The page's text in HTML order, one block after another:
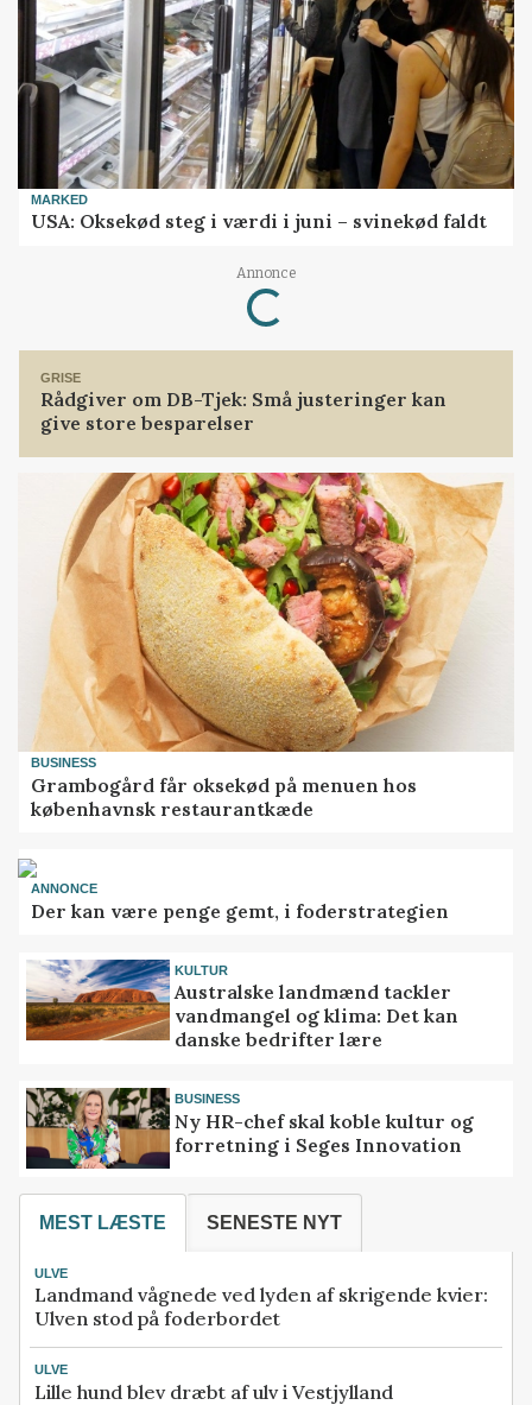
MARKED
USA: Oksekød steg i værdi i juni – svinekød faldt
Annonce
Loading...
GRISE
Rådgiver om DB-Tjek: Små justeringer kan
give store besparelser
BUSINESS
Grambogård får oksekød på menuen hos
københavnsk restaurantkæde
ANNONCE
Der kan være penge gemt, i foderstrategien
KULTUR
Australske landmænd tackler
vandmangel og klima: Det kan
danske bedrifter lære
BUSINESS
Ny HR-chef skal koble kultur og
forretning i Seges Innovation
MEST LÆSTE SENESTE NYT
ULVE
Landmand vågnede ved lyden af skrigende kvier:
Ulven stod på foderbordet
ULVE
Lille hund blev dræbt af ulv i Vestjylland